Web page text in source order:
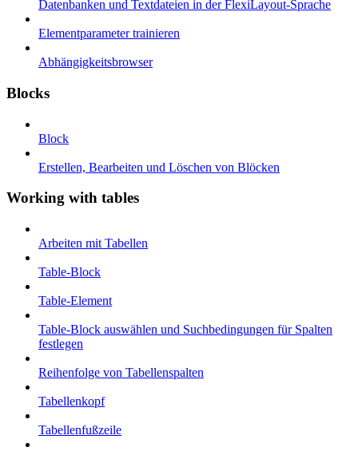
Datenbanken und Textdateien in der FlexiLayout-Sprache
Elementparameter trainieren
Abhängigkeitsbrowser
Blocks
Block
Erstellen, Bearbeiten und Löschen von Blöcken
Working with tables
Arbeiten mit Tabellen
Table-Block
Table-Element
Table-Block auswählen und Suchbedingungen für Spalten
festlegen
Reihenfolge von Tabellenspalten
Tabellenkopf
Tabellenfußzeile